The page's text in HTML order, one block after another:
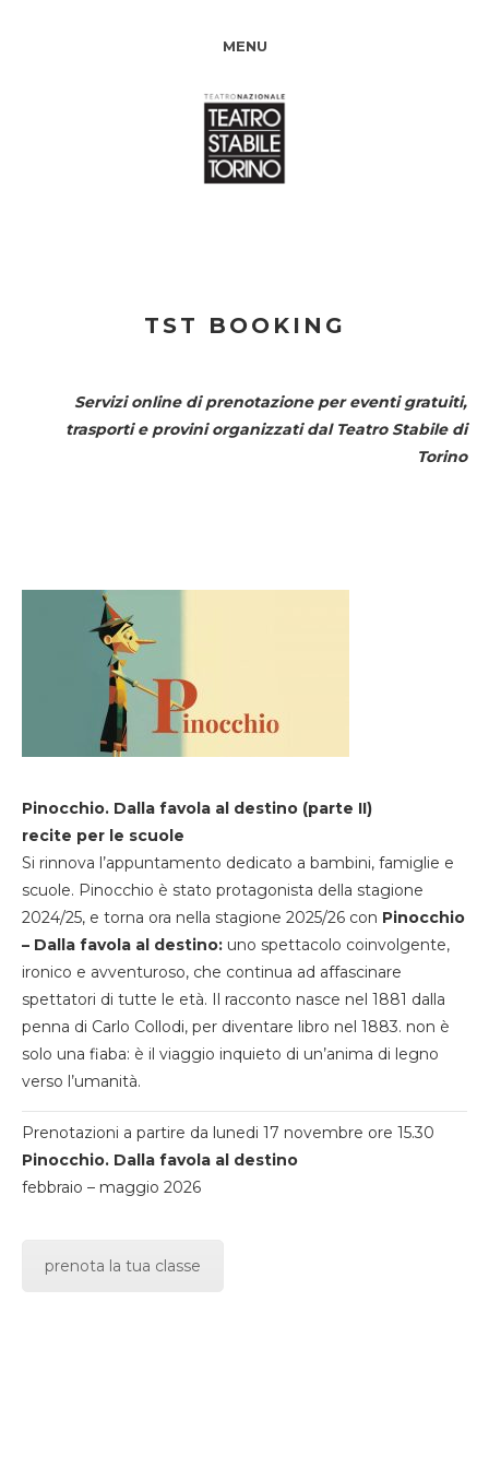
MENU
TST BOOKING
Servizi online di prenotazione per eventi gratuiti,
trasporti e provini organizzati dal Teatro Stabile di
Torino
Pinocchio. Dalla favola al destino (parte II)
recite per le scuole
Si rinnova l’appuntamento dedicato a bambini, famiglie e
scuole. Pinocchio è stato protagonista della stagione
2024/25, e torna ora nella stagione 2025/26 con Pinocchio
– Dalla favola al destino: uno spettacolo coinvolgente,
ironico e avventuroso, che continua ad affascinare
spettatori di tutte le età. Il racconto nasce nel 1881 dalla
penna di Carlo Collodi, per diventare libro nel 1883. non è
solo una fiaba: è il viaggio inquieto di un’anima di legno
verso l’umanità.
Prenotazioni a partire da lunedi 17 novembre ore 15.30
Pinocchio. Dalla favola al destino
febbraio – maggio 2026
prenota la tua classe